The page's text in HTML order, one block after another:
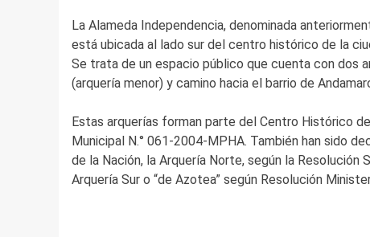
La Alameda Independencia, denominada
está ubicada al lado sur del centro histórico de la
Se trata de un espacio público que cuenta con dos
(arquería menor) y camino hacia el barrio de
Estas arquerías forman parte del Centro Histórico
Municipal N.° 061-2004-MPHA. También han sido
de la Nación, la Arquería Norte, según la Resolución
Arquería Sur o “de Azotea” según Resolución